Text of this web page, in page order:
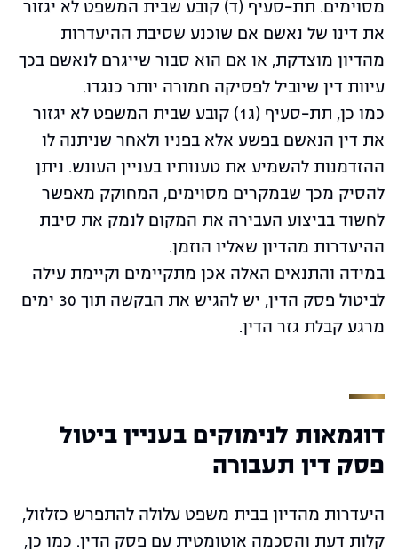
מסוימים. תת-סעיף (ד) קובע שבית המשפט לא יגזור
את דינו של נאשם אם שוכנע שסיבת ההיעדרות
מהדיון מוצדקת, או אם הוא סבור שייגרם לנאשם בכך
עיוות דין שיוביל לפסיקה חמורה יותר כנגדו.
כמו כן, תת-סעיף (ג1) קובע שבית המשפט לא יגזור
את דין הנאשם בפשע אלא בפניו ולאחר שניתנה לו
ההזדמנות להשמיע את טענותיו בעניין העונש. ניתן
להסיק מכך שבמקרים מסוימים, המחוקק מאפשר
לחשוד בביצוע העבירה את המקום לנמק את סיבת
ההיעדרות מהדיון שאליו הוזמן.
במידה והתנאים האלה אכן מתקיימים וקיימת עילה
לביטול פסק הדין, יש להגיש את הבקשה תוך 30 ימים
מרגע קבלת גזר הדין.
דוגמאות לנימוקים בעניין ביטול
פסק דין תעבורה
היעדרות מהדיון בבית משפט עלולה להתפרש כזלזול,
קלות דעת והסכמה אוטומטית עם פסק הדין. כמו כן,